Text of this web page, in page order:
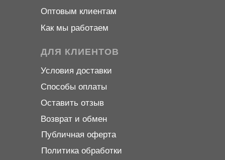
ДЛЯ КЛИЕНТОВ
Условия доставки
Возврат и обмен
Способы оплаты
Оставить отзыв
Оптовым клиентам
Как мы работаем
Публичная оферта
Политика обработки